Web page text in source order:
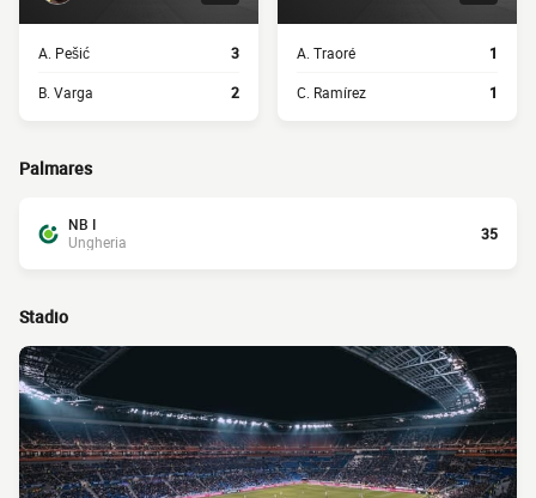
A. Pešić 3
B. Varga 2
A. Traoré 1
C. Ramírez 1
Palmares
NB I
Ungheria
35
Stadio